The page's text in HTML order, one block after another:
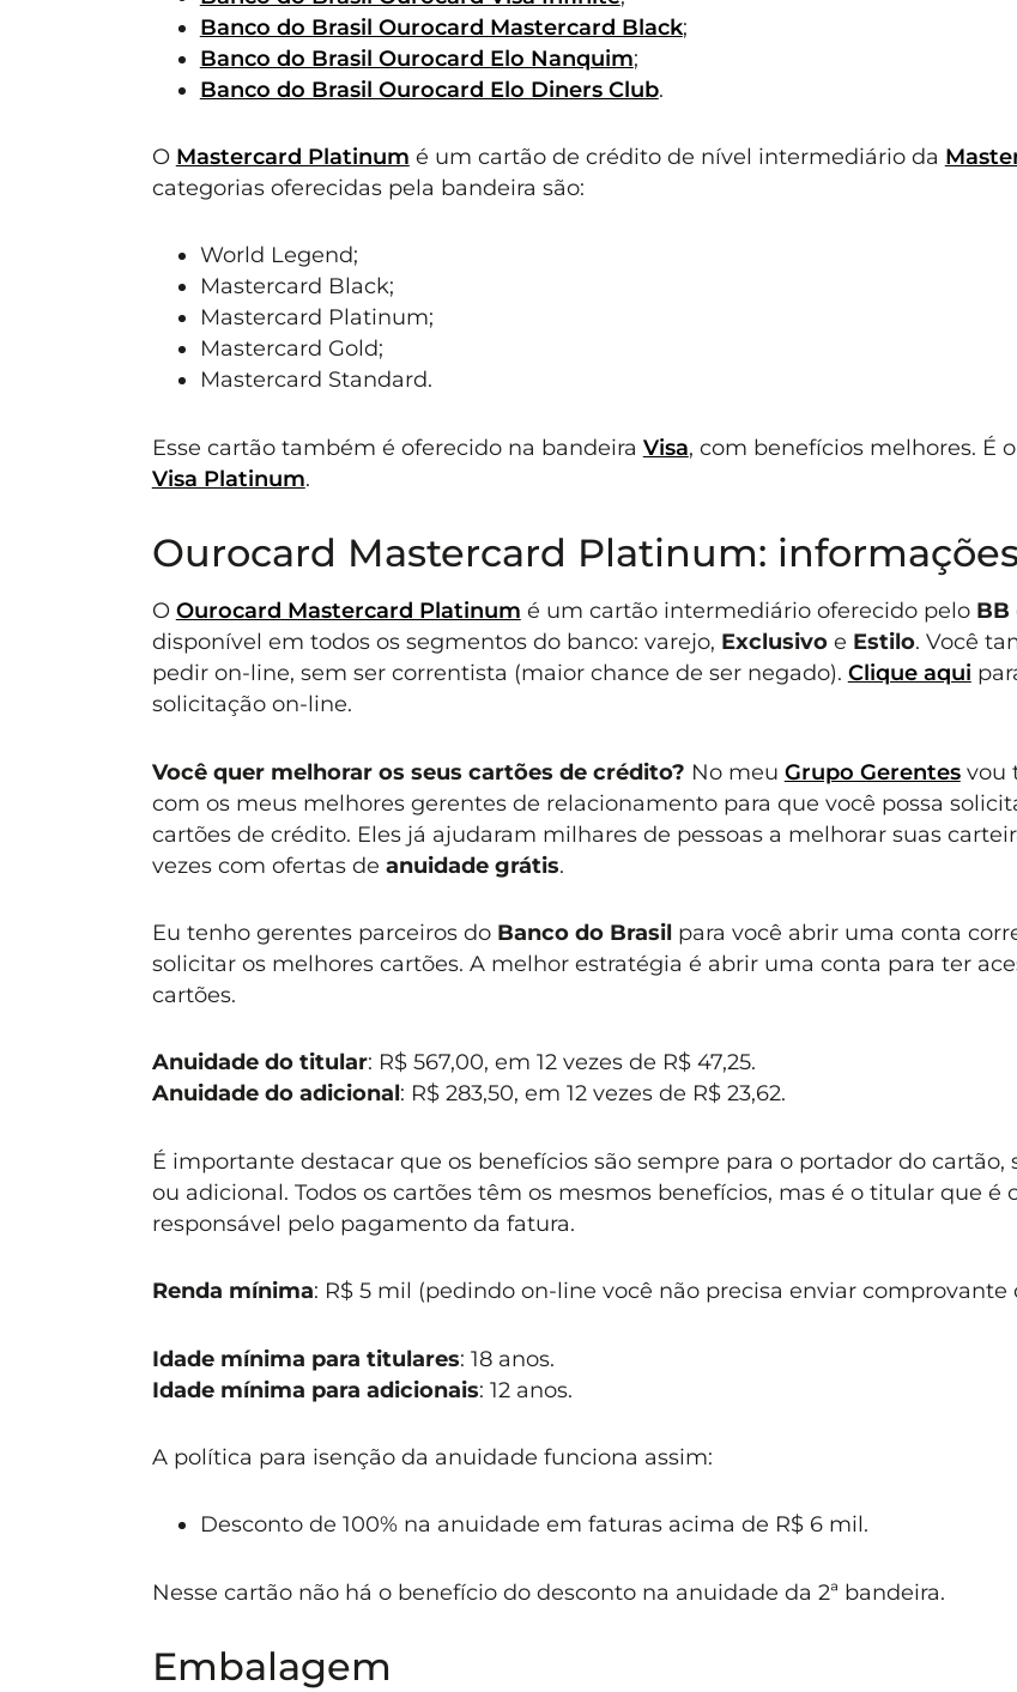
Banco do Brasil Ourocard Mastercard Black;
Banco do Brasil Ourocard Elo Nanquim;
Banco do Brasil Ourocard Elo Diners Club.
O Mastercard Platinum é um cartão de crédito de nível intermediário da
categorias oferecidas pela bandeira são:
World Legend;
Mastercard Black;
Mastercard Platinum;
Mastercard Gold;
Mastercard Standard.
Esse cartão também é oferecido na bandeira Visa, com benefícios melhores. É o
Visa Platinum.
Ourocard Mastercard Platinum:
O Ourocard Mastercard Platinum é um cartão intermediário oferecido pelo BB
disponível em todos os segmentos do banco: varejo, Exclusivo e Estilo. Você
pedir on-line, sem ser correntista (maior chance de ser negado). Clique aqui
solicitação on-line.
Você quer melhorar os seus cartões de crédito? No meu Grupo Gerentesvou
com os meus melhores gerentes de relacionamento para que você possa
cartões de crédito. Eles já ajudaram milhares de pessoas a melhorar suas
vezes com ofertas de anuidade grátis.
Eu tenho gerentes parceiros do Banco do Brasil para você abrir uma conta
solicitar os melhores cartões. A melhor estratégia é abrir uma conta para ter
cartões.
Anuidade do titular: R$ 567,00, em 12 vezes de R$ 47,25.
Anuidade do adicional: R$ 283,50, em 12 vezes de R$ 23,62.
É importante destacar que os benefícios são sempre para o portador do cartão,
ou adicional. Todos os cartões têm os mesmos benefícios, mas é o titular que é
responsável pelo pagamento da fatura.
Renda mínima: R$ 5 mil (pedindo on-line você não precisa enviar comprovante
Idade mínima para titulares: 18 anos.
Idade mínima para adicionais: 12 anos.
A política para isenção da anuidade funciona assim:
Desconto de 100% na anuidade em faturas acima de R$ 6 mil.
Nesse cartão não há o benefício do desconto na anuidade da 2ª bandeira.
Embalagem